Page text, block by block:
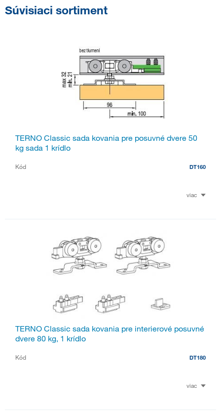
Súvisiaci sortiment
TERNO Classic sada kovania pre posuvné dvere 50
kg sada 1 krídlo
Kód DT160
viac
TERNO Classic sada kovania pre interierové posuvné
dvere 80 kg, 1 krídlo
Kód DT180
viac